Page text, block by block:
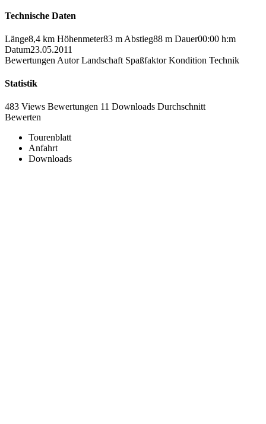
Technische Daten
Länge8,4 km Höhenmeter83 m Abstieg88 m Dauer00:00 h:m
Datum23.05.2011
Bewertungen Autor Landschaft Spaßfaktor Kondition Technik
Statistik
483 Views Bewertungen 11 Downloads Durchschnitt
Bewerten
Tourenblatt
Anfahrt
Downloads